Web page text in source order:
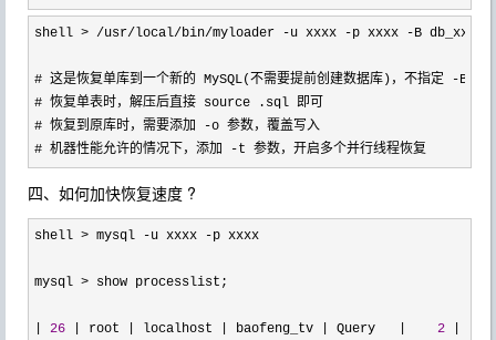
shell > /usr/local/bin/myloader -u xxxx -p xxxx -B db_xxx -
# 这是恢复单库到一个新的 MySQL(不需要提前创建数据库)，不指定 -B 时
# 恢复单表时，解压后直接 source .sql 即可
# 恢复到原库时，需要添加
-o 参数，覆盖写入
# 机器性能允许的情况下，添加
-t 参数，开启多个并行线程恢复
四、如何加快恢复速度 ?
shell > mysql -u xxxx -p xxxx
mysql > show processlist;
26 | root | localhost | baofeng_tv | Query   | 2